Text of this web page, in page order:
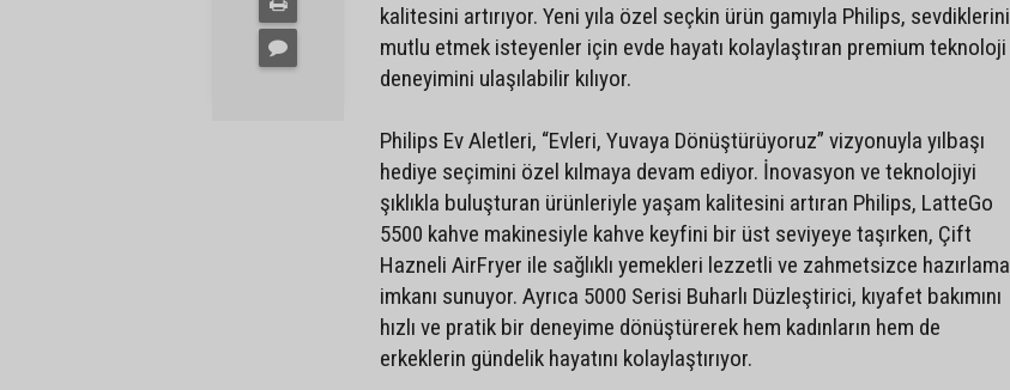
kalitesini artırıyor. Yeni yıla özel seçkin ürün gamıyla Philips, sevdiklerini
mutlu etmek isteyenler için evde hayatı kolaylaştıran premium teknoloji
deneyimini ulaşılabilir kılıyor.
Philips Ev Aletleri, “Evleri, Yuvaya Dönüştürüyoruz” vizyonuyla yılbaşı
hediye seçimini özel kılmaya devam ediyor. İnovasyon ve teknolojiyi
şıklıkla buluşturan ürünleriyle yaşam kalitesini artıran Philips, LatteGo
5500 kahve makinesiyle kahve keyfini bir üst seviyeye taşırken, Çift
Hazneli AirFryer ile sağlıklı yemekleri lezzetli ve zahmetsizce hazırlama
imkanı sunuyor. Ayrıca 5000 Serisi Buharlı Düzleştirici, kıyafet bakımını
hızlı ve pratik bir deneyime dönüştürerek hem kadınların hem de
erkeklerin gündelik hayatını kolaylaştırıyor.